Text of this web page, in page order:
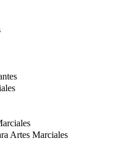
Artes Marciales